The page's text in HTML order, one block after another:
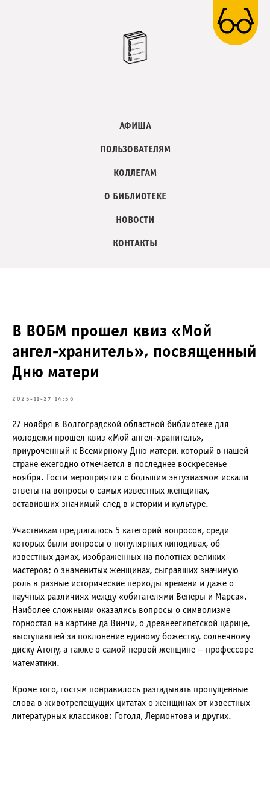
АФИША
ПОЛЬЗОВАТЕЛЯМ
КОЛЛЕГАМ
О БИБЛИОТЕКЕ
НОВОСТИ
КОНТАКТЫ
В ВОБМ прошел квиз «Мой
ангел-хранитель», посвященный
Дню матери
2025-11-27 14:56
27 ноября в Волгоградской областной библиотеке для
молодежи прошел квиз «Мой ангел-хранитель»,
приуроченный к Всемирному Дню матери, который в нашей
стране ежегодно отмечается в последнее воскресенье
ноября. Гости мероприятия с большим энтузиазмом искали
ответы на вопросы о самых известных женщинах,
оставивших значимый след в истории и культуре.
Участникам предлагалось 5 категорий вопросов, среди
которых были вопросы о популярных кинодивах, об
известных дамах, изображенных на полотнах великих
мастеров; о знаменитых женщинах, сыгравших значимую
роль в разные исторические периоды времени и даже о
научных различиях между «обитателями Венеры и Марса».
Наиболее сложными оказались вопросы о символизме
горностая на картине да Винчи, о древнеегипетской царице,
выступавшей за поклонение единому божеству, солнечному
диску Атону, а также о самой первой женщине – профессоре
математики.
Кроме того, гостям понравилось разгадывать пропущенные
слова в животрепещущих цитатах о женщинах от известных
литературных классиков: Гоголя, Лермонтова и других.